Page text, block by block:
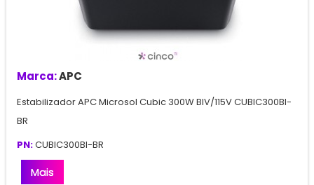
Marca:APC
Estabilizador APC Microsol Cubic 300W BIV/115V CUBIC300BI-
BR
PN:CUBIC300BI-BR
Mais